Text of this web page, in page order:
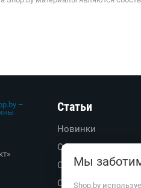
Статьи
Новинки
Обзоры
Советы
Обратите
Мы
Shop.by